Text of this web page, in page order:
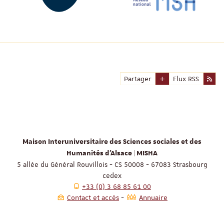
Partager Flux RSS
Maison Interuniversitaire des Sciences sociales et des
Humanités d'Alsace | MISHA
5 allée du Général Rouvillois - CS 50008 - 67083 Strasbourg
cedex
+33 (0) 3 68 85 61 00
Contact et accès
Annuaire